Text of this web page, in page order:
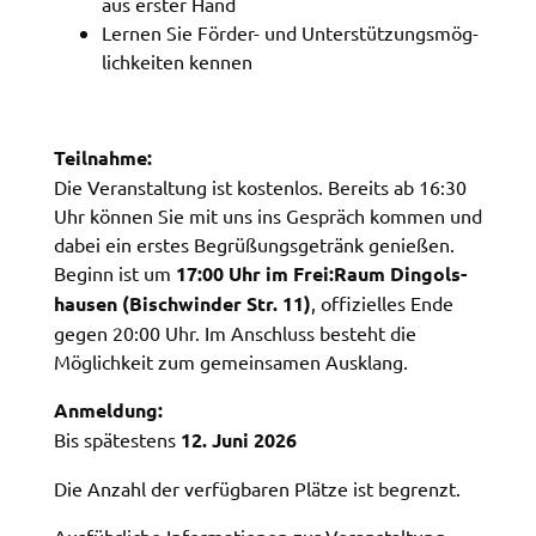
Lernen Sie Förder- und Unter­stüt­zungs­mög­
lich­kei­ten kennen
Teil­nah­me:
Die Veran­stal­tung ist kosten­los. Bereits ab 16:30
Uhr können Sie mit uns ins Gespräch kommen und
dabei ein erstes Begrü­ßungs­ge­tränk genie­ßen.
Beginn ist um 17:00 Uhr im Frei:Raum Dingols­
hau­sen (Bischwin­der Str. 11) , offi­zi­el­les Ende
gegen 20:00 Uhr. Im Anschluss besteht die
Möglich­keit zum gemein­sa­men Ausklang.
Anmel­dung:
Bis spätes­tens 12. Juni 2026
Die Anzahl der verfüg­ba­ren Plät­ze ist begrenzt.
verwendet Cookies. Mit diesen Cookies können wir
die Nutzung unserer Webseite analysieren und
beispielsweise ermitteln, wie häufig und in welcher
_pk_id
Name:
_pk_id
Anbieter:
Landratsamt Schweinfurt
Zweck:
Besucher die Website nutzt.
2 Stunden